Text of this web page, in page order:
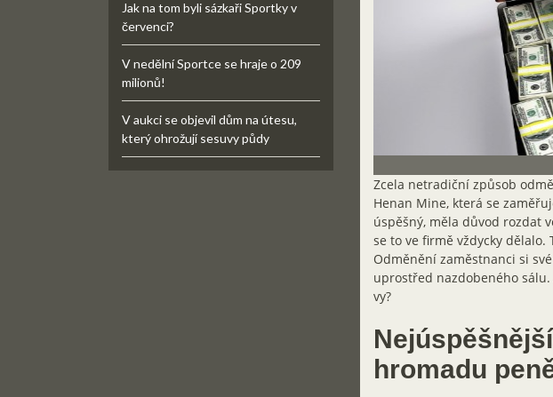
Zcela netradiční způsob
Henan Mine, která se
úspěšný, měla důvod rozdat
se to ve firmě vždycky
Odměnění zaměstnanci si
uprostřed nazdobeného
vy?
hromadu
Jak na tom byli sázkaři Sportky v
červenci?
V nedělní Sportce se hraje o 209
milionů!
V aukci se objevil dům na útesu,
který ohrožují sesuvy půdy